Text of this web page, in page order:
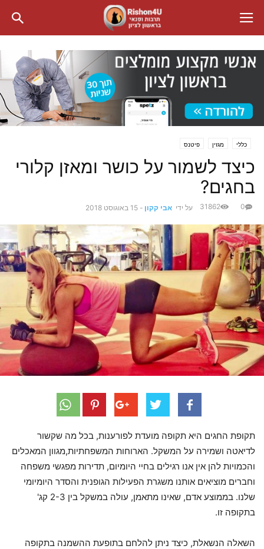
כללי מגזין פיטנס
כיצד לשמור על כושר ומאזן קלורי
בחגים?
על ידי אבי קקון - 15 באוגוסט 2018 0
31862
תקופת החגים היא תקופה מועדת לפורענות, בכל מה שקשור
לדיאטה ושמירה על המשקל. הארוחות המשפחתיות,מגוון המאכלים
והכמויות להן אין אנו רגילים בחיי היומיום, תדירות מפגשי משפחה
וחברים מוציאים אותנו משגרת הפעילות הגופנית והסדר היומיומי
שלנו. בממוצע אדם, שאינו מתאמן, עולה במשקל בין 2-3 קג'
בתקופה זו.
השאלה הנשאלת, כיצד ניתן להלחם בתופעת ההשמנה בתקופה